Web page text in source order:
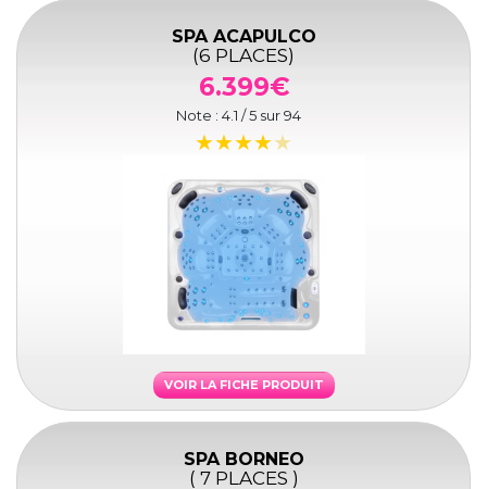
SPA ACAPULCO
(6 PLACES)
6.399€
Note : 4.1 / 5 sur94
VOIR LA FICHE PRODUIT
SPA BORNEO
( 7 PLACES )